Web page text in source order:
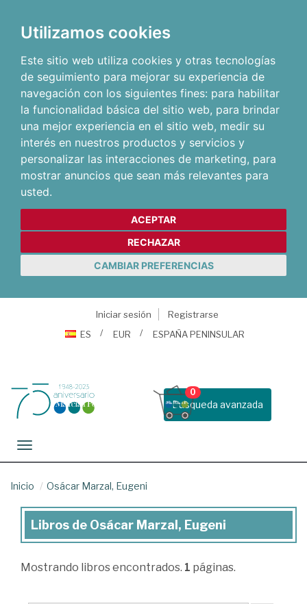
Utilizamos cookies
Este sitio web utiliza cookies y otras tecnologías
de seguimiento para mejorar su experiencia de
navegación con los siguientes fines: para habilitar
la funcionalidad básica del sitio web, para brindar
una mejor experiencia en el sitio web, medir su
interés en nuestros productos y servicios y
personalizar las interacciones de marketing, para
mostrar anuncios que sean más relevantes para
usted.
ACEPTAR
RECHAZAR
CAMBIAR PREFERENCIAS
Iniciar sesión
Registrarse
ES
EUR ESPAÑA PENINSULAR
Busqueda avanzada
0
Toggle navigation
Inicio Osácar Marzal, Eugeni
Libros
Osácar
Libros de Osácar Marzal, Eugeni
Mostrando libros encontrados. 1 páginas.